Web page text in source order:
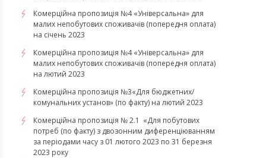
​​​​​​​Комерційна пропозиція №4 «Універсальна» для
малих непобутових споживачів (попередня оплата)
на січень 2023
​​​​​​​Комерційна пропозиція №4 «Універсальна» для
малих непобутових споживачів (попередня оплата)
на лютий 2023
Комерційна пропозиція №3«Для бюджетних/
комунальних установ» (по факту) на лютий 2023
Комерційна пропозиція № 2.1 «Для побутових
потреб (по факту) з двозонним диференціюванням
за періодами часу з 01 лютого 2023 по 31 березня
2023 року